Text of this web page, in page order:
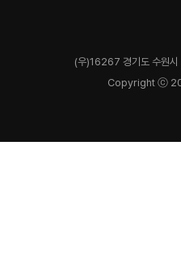
(우)16267 경기도 수원
Copyright ⓒ